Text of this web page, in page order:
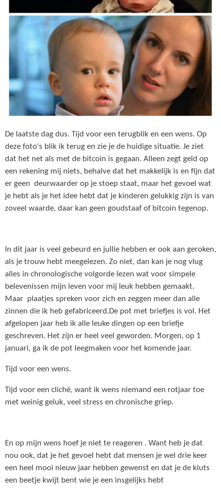
De laatste dag dus. Tijd voor een terugblik en een wens. Op
deze foto's blik ik terug en zie je de huidige situatie. Je ziet
dat het net als met de bitcoin is gegaan. Alleen zegt geld op
een rekening mij niets, behalve dat het makkelijk is en fijn dat
er geen deurwaarder op je stoep staat, maar het gevoel wat
je hebt als je het idee hebt dat je kinderen gelukkig zijn is van
zoveel waarde, daar kan geen goudstaaf of bitcoin tegenop.
In dit jaar is veel gebeurd en jullie hebben er ook aan geroken,
als je trouw hebt meegelezen. Zo niet, dan kan je nog vlug
alles in chronologische volgorde lezen wat voor simpele
belevenissen mijn leven voor mij leuk hebben gemaakt.
Maar plaatjes spreken voor zich en zeggen meer dan alle
zinnen die ik heb gefabriceerd.De pot met briefjes is vol. Het
afgelopen jaar heb ik alle leuke dingen op een briefje
geschreven. Het zijn er heel veel geworden. Morgen, op 1
januari, ga ik de pot leegmaken voor het komende jaar.
Tijd voor een wens.
Tijd voor een cliché, want ik wens niemand een rotjaar toe
met weinig geluk, veel stress en chronische griep.
En op mijn wens hoef je niet te reageren . Want heb je dat
nou ook, dat je het gevoel hebt dat mensen je wel drie keer
een heel mooi nieuw jaar hebben gewenst en dat je de kluts
een beetje kwijt bent wie je een insgelijks hebt